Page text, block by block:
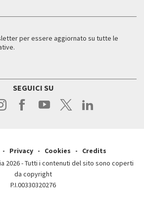
per essere aggiornato su tutte le
SEGUICI SU
Privacy Cookies
Credits
2026 - Tutti i contenuti del sito sono coperti
da copyright
P.I.00330320276